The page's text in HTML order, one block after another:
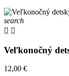
search
 
Veľkonočný
12,00 €